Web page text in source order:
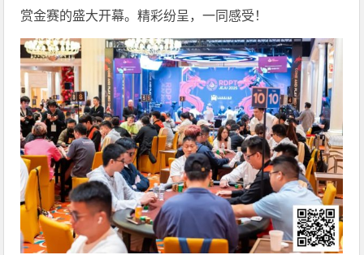
赏金赛的盛大开幕。精彩纷呈，一同感受！